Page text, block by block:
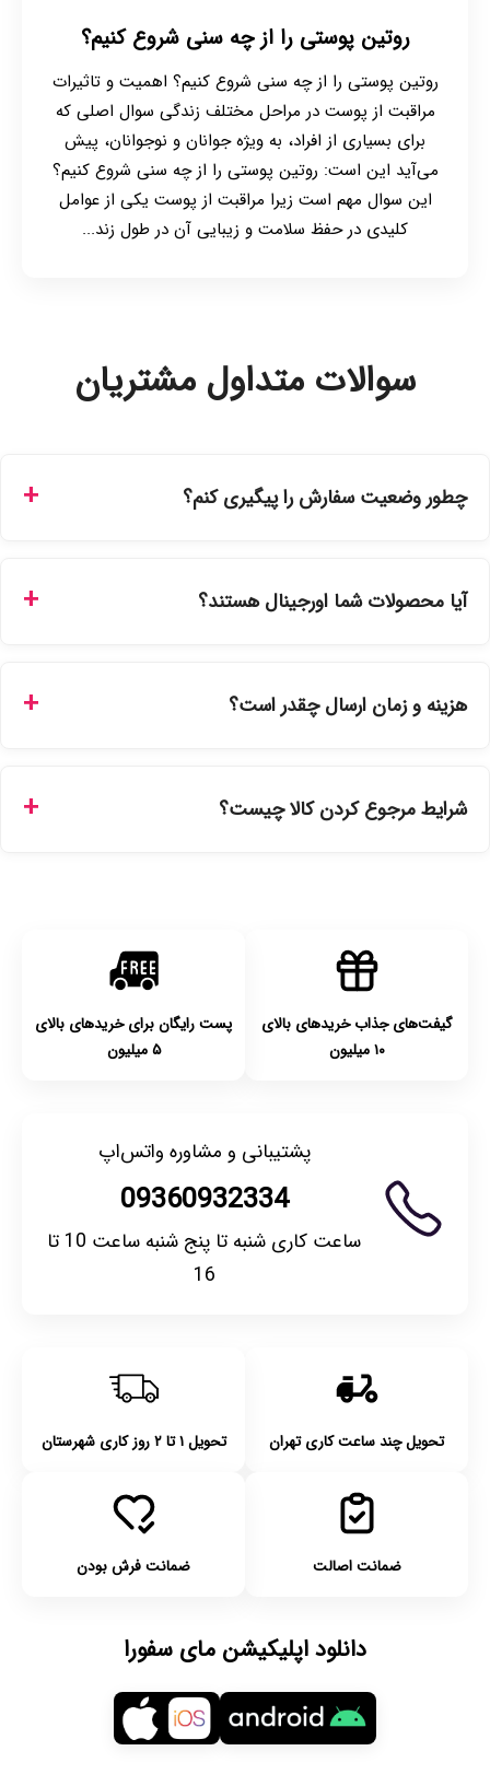
روتین پوستی را از چه سنی شروع کنیم؟
روتین پوستی را از چه سنی شروع کنیم؟ اهمیت و تاثیرات
مراقبت از پوست در مراحل مختلف زندگی سوال اصلی که
برای بسیاری از افراد، به ویژه جوانان و نوجوانان، پیش
می‌آید این است: روتین پوستی را از چه سنی شروع کنیم؟
این سوال مهم است زیرا مراقبت از پوست یکی از عوامل
کلیدی در حفظ سلامت و زیبایی آن در طول زند...
سوالات متداول مشتریان
چطور وضعیت سفارش را پیگیری کنم؟
سفارشات در سایت، وضعیت لحظه‌ای مرسوله را مشاهده کنید.
آیا محصولات شما اورجینال هستند؟
نمایندگی‌های معتبر تهیه شده و دارای بچ‌کد قابل استعلام هستند.
هزینه و زمان ارسال چقدر است؟
انتخاب کنید و برای شهرستان‌ها بین یک الی ۳ روز کاری از طریق
شرایط مرجوع کردن کالا چیست؟
گیفت‌های جذاب خریدهای بالای
۱۰ میلیون
پست رایگان برای خریدهای بالای
۵ میلیون
پشتیبانی و مشاوره واتس‌اپ
09360932334
ساعت کاری شنبه تا پنج شنبه ساعت 10 تا
16
تحویل چند ساعت کاری تهران تحویل ۱ تا ۲ روز کاری شهرستان
ضمانت اصالت ضمانت فرش بودن
دانلود اپلیکیشن مای سفورا